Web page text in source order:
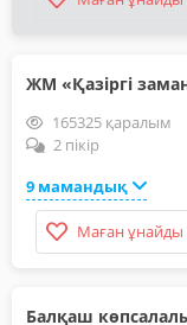
ЖМ «Қазіргі
165325 қаралым
2 пікір
9 мамандық
Маған ұнайды
Балқаш